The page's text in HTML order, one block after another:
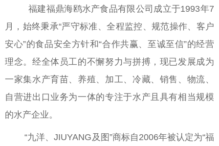
福建福鼎海鸥水产食品有限公司成立于1993年7
月，始终秉承“严守标准、全程监控、规范操作、客户
安心”的食品安全方针和“合作共赢、至诚至信”的经营
理念。经全体员工的不懈努力与拼搏，现已发展成为
一家集水产育苗、养殖、加工、冷藏、销售、物流、
自营进出口业务为一体的专注于水产且具有相当规模
的水产企业。
“九洋、JIUYANG及图”商标自2006年被认定为“福